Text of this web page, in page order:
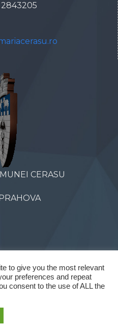
2843205
CERASU
to give you the most relevant
preferences and repeat
consent to the use of ALL the